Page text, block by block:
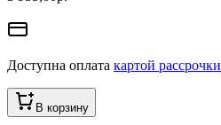
Доступна оплата картой рассрочки
В корзину